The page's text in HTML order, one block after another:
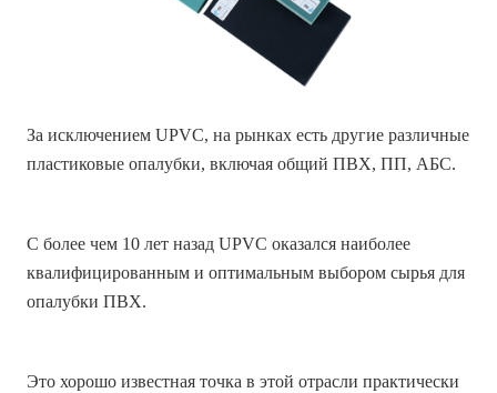
За исключением UPVC, на рынках есть другие различные
пластиковые опалубки, включая общий ПВХ, ПП, АБС.
С более чем 10 лет назад UPVC оказался наиболее
квалифицированным и оптимальным выбором сырья для
опалубки ПВХ.
Это хорошо известная точка в этой отрасли практически